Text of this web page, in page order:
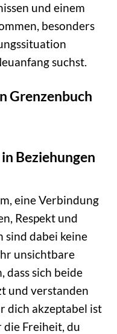
und einem
besonders
suchst.
Grenzenbuch
Beziehungen
eine Verbindung
Respekt und
sind dabei keine
unsichtbare
dass sich beide
und verstanden
dich akzeptabel ist
die Freiheit, du